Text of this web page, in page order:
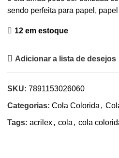
sendo perfeita para papel,
12 em estoque
Adicionar a lista de desejos
SKU: 7891153026060
Categorias: Cola Colorida ,
Tags: acrilex, cola , cola